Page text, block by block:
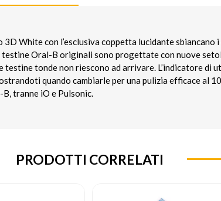
White con l’esclusiva coppetta lucidante sbiancano
testine Oral-B originali sono progettate con nuove
tonde non riescono ad arrivare. L’indicatore di
quando cambiarle per una pulizia efficace al
tranne iO e Pulsonic.
PRODOTTI CORRELATI